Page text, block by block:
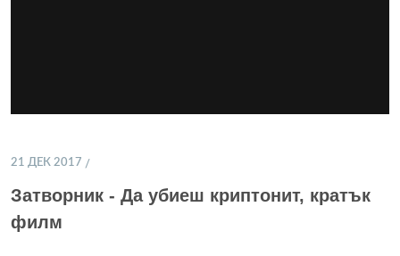
21 ДЕК 2017
Затворник - Да убиеш криптонит, кратък
филм